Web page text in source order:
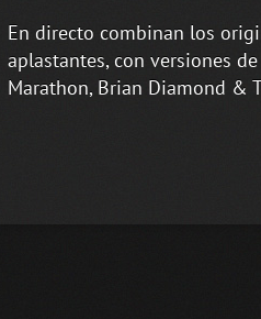
En directo combinan los
aplastantes, con versiones
Marathon, Brian Diamond &